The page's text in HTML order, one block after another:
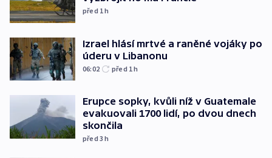
před 1h
Izrael hlásí mrtvé a raněné vojáky po
úderu v Libanonu
06:02 před 1h
Erupce sopky, kvůli níž v Guatemale
evakuovali 1700 lidí, po dvou dnech
skončila
před 3h